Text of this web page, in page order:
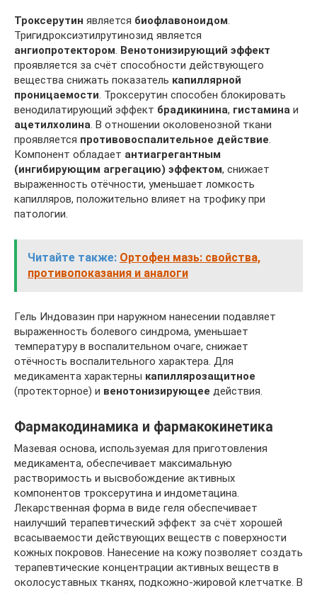
Троксерутин является биофлавоноидом
Тригидроксиэтилрутинозид является
ангиопротектором Венотонизирующий эффект
проявляется за счёт способности действующего
вещества снижать показатель капиллярной
проницаемости . Троксерутин способен блокировать
венодилатирующий эффект брадикинина, гистамина и
ацетилхолина . В отношении околовенозной ткани
проявляется противовоспалительное действие
Компонент обладает антиагрегантным
(ингибирующим агрегацию) эффектом, снижает
выраженность отёчности, уменьшает ломкость
капилляров, положительно влияет на трофику при
патологии.
Читайте также: Ортофен мазь: свойства,
противопоказания и аналоги
Гель Индовазин при наружном нанесении подавляет
выраженность болевого синдрома, уменьшает
температуру в воспалительном очаге, снижает
отёчность воспалительного характера. Для
медикамента характерны капиллярозащитное
(протекторное) и венотонизирующее действия.
Фармакодинамика и фармакокинетика
Мазевая основа, используемая для приготовления
медикамента, обеспечивает максимальную
растворимость и высвобождение активных
компонентов троксерутина и индометацина.
Лекарственная форма в виде геля обеспечивает
наилучший терапевтический эффект за счёт хорошей
всасываемости действующих веществ с поверхности
кожных покровов. Нанесение на кожу позволяет создать
терапевтические концентрации активных веществ в
околосуставных тканях, подкожно-жировой клетчатке. В